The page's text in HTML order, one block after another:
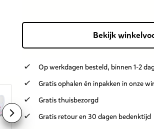
Bekijk
Op werkdagen besteld, binnen 1-2
Gratis ophalen én inpakken in onze
Gratis thuisbezorgd
Gratis retour en 30 dagen bedenktijd